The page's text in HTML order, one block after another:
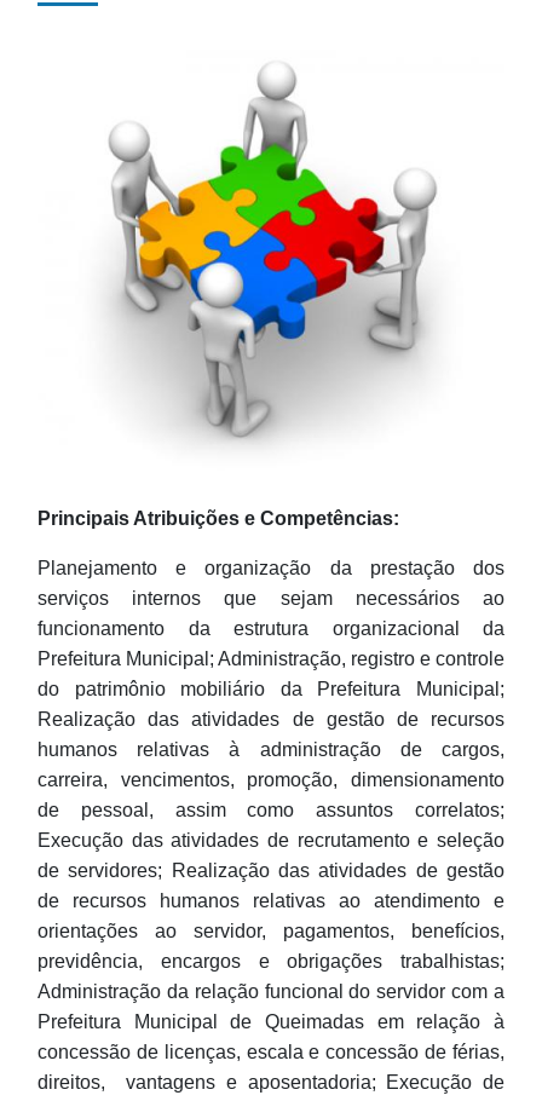
Principais Atribuições e Competências:
Planejamento e organização da prestação dos
serviços internos que sejam necessários ao
funcionamento da estrutura organizacional da
Prefeitura Municipal; Administração, registro e controle
do patrimônio mobiliário da Prefeitura Municipal;
Realização das atividades de gestão de recursos
humanos relativas à administração de cargos,
carreira, vencimentos, promoção, dimensionamento
de pessoal, assim como assuntos correlatos;
Execução das atividades de recrutamento e seleção
de servidores; Realização das atividades de gestão
de recursos humanos relativas ao atendimento e
orientações ao servidor, pagamentos, benefícios,
previdência, encargos e obrigações trabalhistas;
Administração da relação funcional do servidor com a
Prefeitura Municipal de Queimadas em relação à
concessão de licenças, escala e concessão de férias,
direitos, vantagens e aposentadoria; Execução de